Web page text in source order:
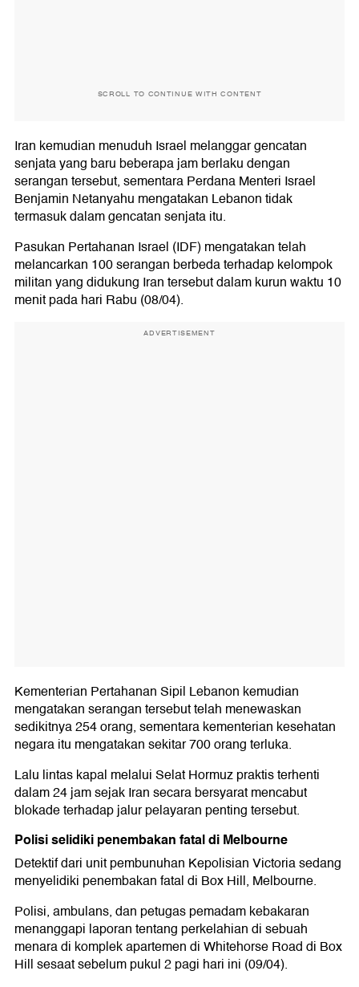
SCROLL TO CONTINUE WITH CONTENT
Iran kemudian menuduh Israel melanggar gencatan
senjata yang baru beberapa jam berlaku dengan
serangan tersebut, sementara Perdana Menteri Israel
Benjamin Netanyahu mengatakan Lebanon tidak
termasuk dalam gencatan senjata itu.
Pasukan Pertahanan Israel (IDF) mengatakan telah
melancarkan 100 serangan berbeda terhadap kelompok
militan yang didukung Iran tersebut dalam kurun waktu 10
menit pada hari Rabu (08/04).
ADVERTISEMENT
Kementerian Pertahanan Sipil Lebanon kemudian
mengatakan serangan tersebut telah menewaskan
sedikitnya 254 orang, sementara kementerian kesehatan
negara itu mengatakan sekitar 700 orang terluka.
Lalu lintas kapal melalui Selat Hormuz praktis terhenti
dalam 24 jam sejak Iran secara bersyarat mencabut
blokade terhadap jalur pelayaran penting tersebut.
Polisi selidiki penembakan fatal di Melbourne
Detektif dari unit pembunuhan Kepolisian Victoria sedang
menyelidiki penembakan fatal di Box Hill, Melbourne.
Polisi, ambulans, dan petugas pemadam kebakaran
menanggapi laporan tentang perkelahian di sebuah
menara di komplek apartemen di Whitehorse Road di Box
Hill sesaat sebelum pukul 2 pagi hari ini (09/04).